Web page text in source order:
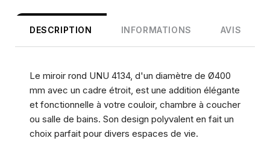
DESCRIPTION INFORMATIONS AVIS
Le miroir rond UNU 4134, d'un diamètre de Ø400
mm avec un cadre étroit, est une addition élégante
et fonctionnelle à votre couloir, chambre à coucher
ou salle de bains. Son design polyvalent en fait un
choix parfait pour divers espaces de vie.